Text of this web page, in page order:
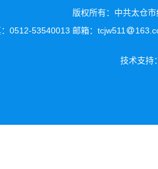
版权所有：中共太仓
0512-53540013 邮箱：tcjw511
技术支持